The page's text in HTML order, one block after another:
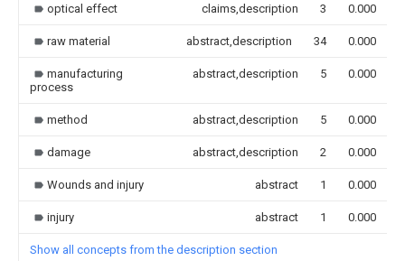
optical effect claims,description 3 0.000
raw material abstract,description 34 0.000
manufacturing
process
abstract,description 5 0.000
method abstract,description 5 0.000
damage abstract,description 2 0.000
Wounds and injury abstract 1 0.000
injury abstract 1 0.000
Show all concepts from the description section